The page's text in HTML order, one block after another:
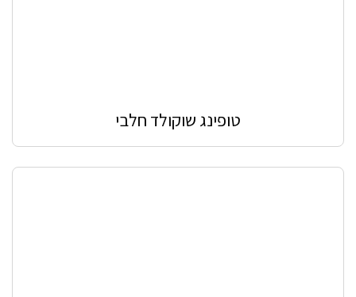
טופינג שוקולד חלבי